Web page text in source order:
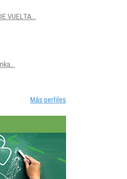
VUELTA...
Más perfiles